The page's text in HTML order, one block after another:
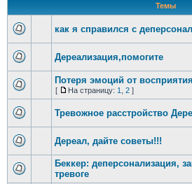
Темы
как я справился с
Дереализация,помогите
Потеря эмоций от
[ На страницу: 1 2]
Тревожное расстройство
Дереал, дайте советы!!!
Беккер: деперсонализация,
тревоге